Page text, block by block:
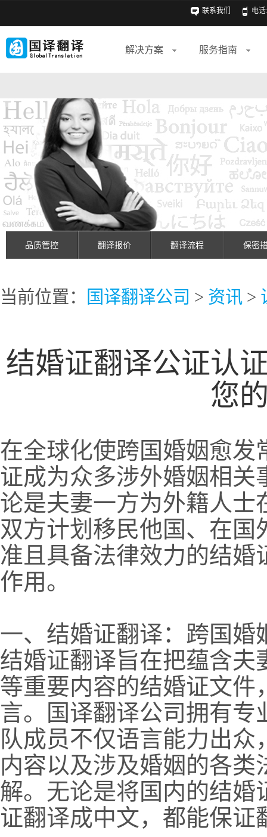
联系我们 电话
解决方案 服务指南
品质管控 翻译报价 翻译流程 保密
当前位置： 国译翻译公司 > 资讯 >
结婚证翻译公证认
您
在全球化使跨国婚姻愈发
证成为众多涉外婚姻相
论是夫妻一方为外籍人士
双方计划移民他国、在
准且具备法律效力的结
作用。
一、结婚证翻译：跨国婚
结婚证翻译旨在把蕴含夫
等重要内容的结婚证文件
言。国译翻译公司拥有
队成员不仅语言能力出
内容以及涉及婚姻的各
解。无论是将国内的结婚
证翻译成中文，都能保